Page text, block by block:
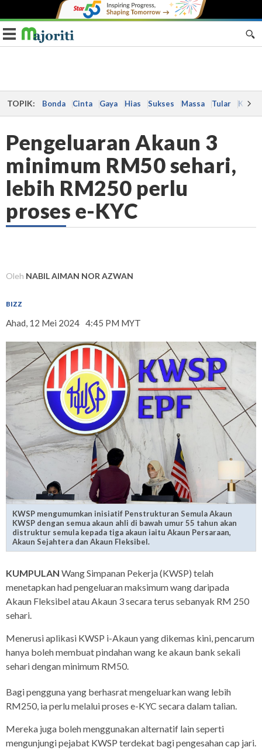
Toggle navigation
TOPIK: Bonda Cinta Gaya Hias Sukses Massa Tular Kes
Pengeluaran Akaun 3
minimum RM50 sehari,
lebih RM250 perlu
proses e-KYC
Oleh NABIL AIMAN NOR AZWAN
BIZZ
Ahad, 12 Mei 2024 4:45 PM MYT
KWSP mengumumkan inisiatif Penstrukturan Semula Akaun
KWSP dengan semua akaun ahli di bawah umur 55 tahun akan
distruktur semula kepada tiga akaun iaitu Akaun Persaraan,
Akaun Sejahtera dan Akaun Fleksibel.
KUMPULAN Wang Simpanan Pekerja (KWSP) telah
menetapkan had pengeluaran maksimum wang daripada
Akaun Fleksibel atau Akaun 3 secara terus sebanyak RM 250
sehari.
Menerusi aplikasi KWSP i-Akaun yang dikemas kini, pencarum
hanya boleh membuat pindahan wang ke akaun bank sekali
sehari dengan minimum RM50.
Bagi pengguna yang berhasrat mengeluarkan wang lebih
RM250, ia perlu melalui proses e-KYC secara dalam talian.
Mereka juga boleh menggunakan alternatif lain seperti
mengunjungi pejabat KWSP terdekat bagi pengesahan cap jari.